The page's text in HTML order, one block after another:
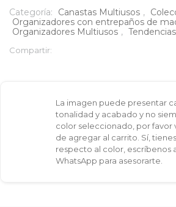
de
madera
cantidad
Categoría: Canastas Multiusos ,
Organizadores con entrepaños de
Organizadores Multiusos , Tendencias
Compartir:
La imagen puede presentar
tonalidad y acabado y no
color seleccionado, por favor
de agregar al carrito. Sí,
respecto al color, escríbenos
WhatsApp para asesorarte.